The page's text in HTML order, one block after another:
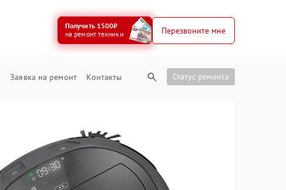
Получить 1500₽
на ремонт техники
Перезвоните мне
Заявка на ремонт Контакты Статус ремонта